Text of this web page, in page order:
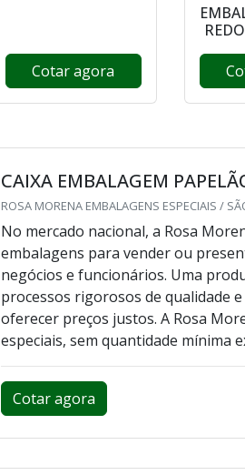
Cotar agora
CAIXA EMBALAGEM
ROSA MORENA EMBALAGENS ESPECIAIS /
No mercado nacional, a Rosa
embalagens para vender ou
negócios e funcionários. Uma
processos rigorosos de qualidade
oferecer preços justos. A Rosa
especiais, sem quantidade mínima
Cotar agora